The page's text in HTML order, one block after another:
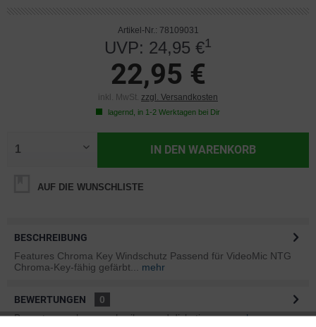
Artikel-Nr.: 78109031
UVP: 24,95 €1
22,95 €
inkl. MwSt. zzgl. Versandkosten
lagernd, in 1-2 Werktagen bei Dir
IN DEN WARENKORB
AUF DIE WUNSCHLISTE
BESCHREIBUNG
Features Chroma Key Windschutz Passend für VideoMic NTG
Chroma-Key-fähig gefärbt...
mehr
BEWERTUNGEN
0
Bewertungen lesen, schreiben und diskutieren...mehr